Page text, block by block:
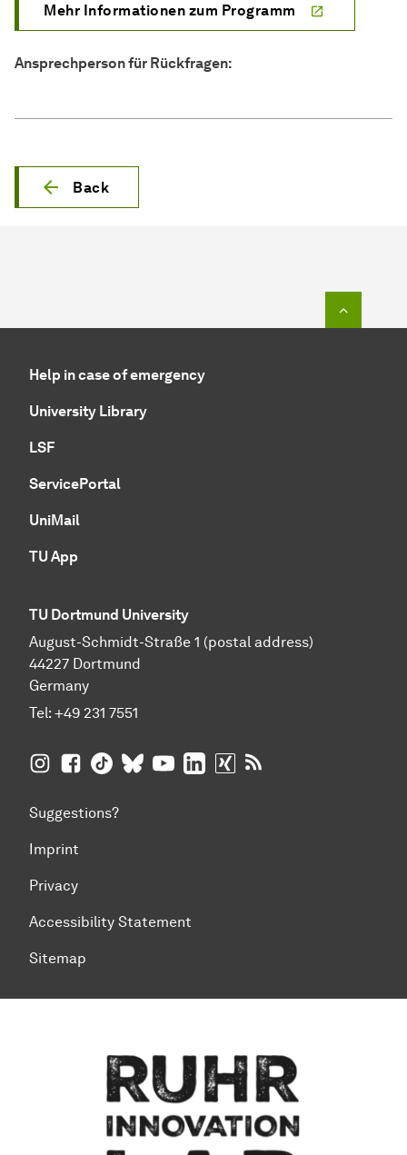
Mehr Informationen zum Programm
Ansprechperson für Rückfragen:
Back
Help in case of emergency
University Library
LSF
ServicePortal
UniMail
TU App
TU Dortmund University
August-Schmidt-Straße 1 (postal address)
44227 Dortmund
Germany
Tel: +49 231 7551
TU Dortmund University on Instagram
TU Dortmund University on Facebook
TU Dortmund University on TikTok
TU Dortmund University on BlueSky
TU Dortmund University on
TU Dortmund University on
TU Dortmund University
Suggestions?
Imprint
Privacy
Accessibility Statement
Sitemap